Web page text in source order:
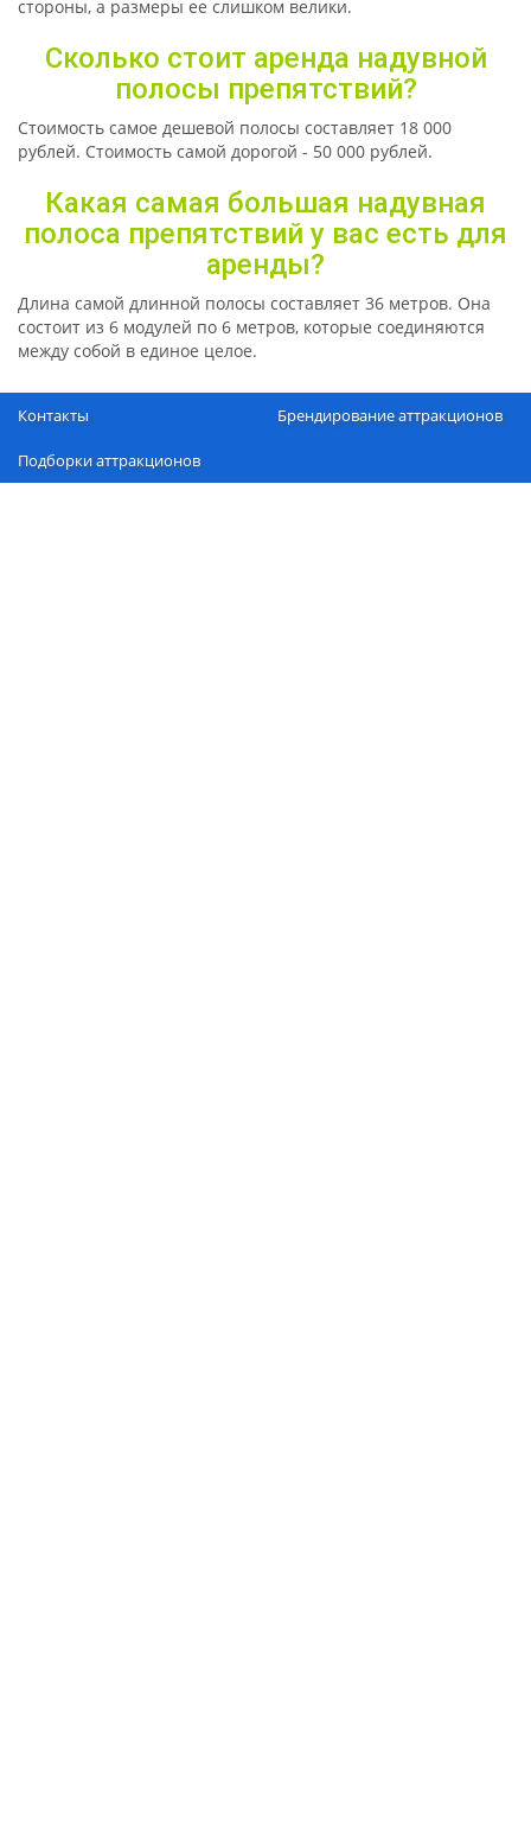
стороны, а размеры ее слишком велики.
Сколько стоит аренда надувной
полосы препятствий?
Стоимость самое дешевой полосы составляет 18 000
рублей. Стоимость самой дорогой - 50 000 рублей.
Какая самая большая надувная
полоса препятствий у вас есть для
аренды?
Длина самой длинной полосы составляет 36 метров. Она
состоит из 6 модулей по 6 метров, которые соединяются
между собой в единое целое.
Контакты Брендирование аттракционов
Подборки аттракционов